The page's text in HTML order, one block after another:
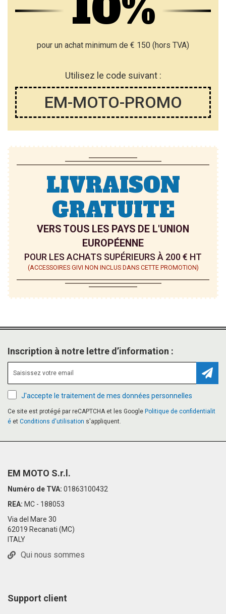
pour un achat minimum de € 150 (hors TVA)
Utilisez le code suivant :
EM-MOTO-PROMO
LIVRAISON
GRATUITE
VERS TOUS LES PAYS DE L'UNION
EUROPÉENNE
POUR LES ACHATS SUPÉRIEURS À 200 € HT
(ACCESSOIRES GIVI NON INCLUS DANS CETTE PROMOTION)
Inscription à notre lettre d’information :
J'accepte le traitement de mes données personnelles
Ce site est protégé par reCAPTCHA et les Google Politique de confidentialit
é et Conditions d'utilisation s'appliquent.
EM MOTO S.r.l.
Numéro de TVA: 01863100432
REA: MC - 188053
Via del Mare 30
62019 Recanati (MC)
ITALY
Qui nous sommes
Support client